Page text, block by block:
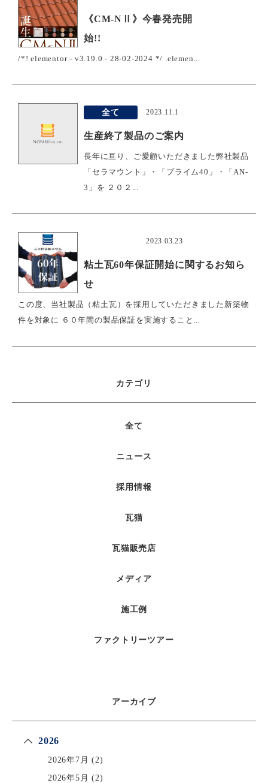
《CM-NⅡ》今春発売開
始!!
/*! elementor - v3.19.0 - 28-02-2024 */ .elemen...
全て 2023.11.1
生産終了製品のご案内
長年に亘り、ご愛顧いただきました弊社製品
「セラマウント」・「プライム40」・「AN-
3」を ２０２...
2023.03.23
粘土瓦60年保証開始に関するお知ら
せ
この度、当社製品（粘土瓦）を採用していただきました新築物
件を対象に ６０年間の製品保証を実施すること...
カテゴリ
全て
ニュース
採用情報
瓦猫
瓦猫販売店
メディア
施工例
ファクトリーツアー
アーカイブ
2026
2026年7月 (2)
2026年5月 (2)